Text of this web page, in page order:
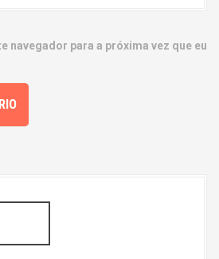
navegador para a próxima vez que eu